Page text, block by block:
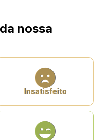
nossa
Insatisfeito